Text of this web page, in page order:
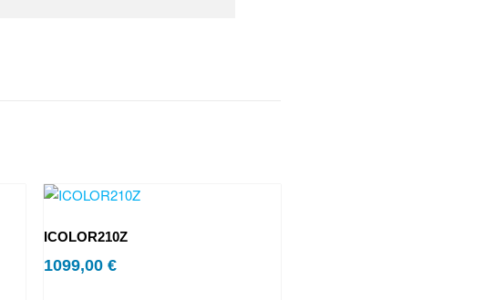
ICOLOR210Z
1099,00 €